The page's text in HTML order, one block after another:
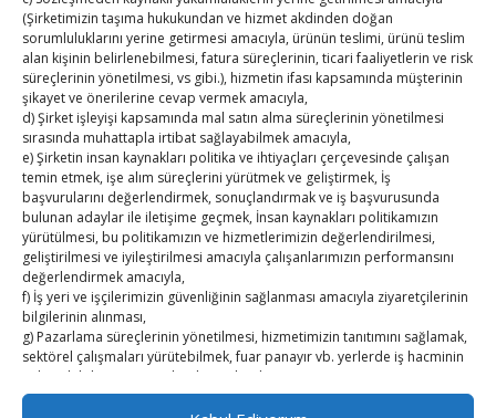
(Şirketimizin taşıma hukukundan ve hizmet akdinden doğan
sorumluluklarını yerine getirmesi amacıyla, ürünün teslimi, ürünü teslim
alan kişinin belirlenebilmesi, fatura süreçlerinin, ticari faaliyetlerin ve risk
süreçlerinin yönetilmesi, vs gibi.), hizmetin ifası kapsamında müşterinin
şikayet ve önerilerine cevap vermek amacıyla,
d) Şirket işleyişi kapsamında mal satın alma süreçlerinin yönetilmesi
sırasında muhattapla irtibat sağlayabilmek amacıyla,
e) Şirketin insan kaynakları politika ve ihtiyaçları çerçevesinde çalışan
temin etmek, işe alım süreçlerini yürütmek ve geliştirmek, İş
başvurularını değerlendirmek, sonuçlandırmak ve iş başvurusunda
bulunan adaylar ile iletişime geçmek, İnsan kaynakları politikamızın
yürütülmesi, bu politikamızın ve hizmetlerimizin değerlendirilmesi,
geliştirilmesi ve iyileştirilmesi amacıyla çalışanlarımızın performansını
değerlendirmek amacıyla,
f) İş yeri ve işçilerimizin güvenliğinin sağlanması amacıyla ziyaretçilerinin
bilgilerinin alınması,
g) Pazarlama süreçlerinin yönetilmesi, hizmetimizin tanıtımını sağlamak,
sektörel çalışmaları yürütebilmek, fuar panayır vb. yerlerde iş hacminin
geliştirilebilmesi amacıyla işlenmektedir.
h) Şirkete iş başvurusunda bulunmak amacıyla cv gönderen çalışan
TUTSO İktisadi Durum Raporu
SEDDK Başkanı Menteş’e ziyaret
Hisarcıklıoğlu ICCD Genel Sekreteri Khalawi ile görüştü
Kahramanmaraş Ticaret ve Sanayi Odası’nın yeni
binası hizmete açıldı
Diren ailesine taziye ziyareti
Hisarcıklıoğlu, Ardahan Üniversitesi Rektörü Prof. Dr.
Emiroğlu’nu kabul etti